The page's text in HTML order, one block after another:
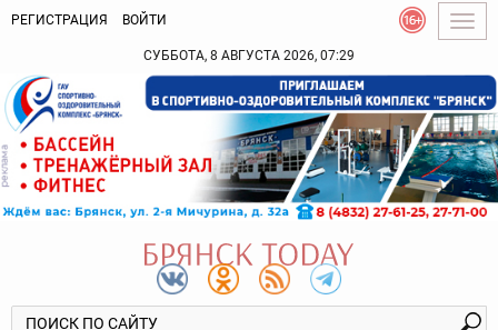
РЕГИСТРАЦИЯ ВОЙТИ
СУББОТА, 8 АВГУСТА 2026, 07:29